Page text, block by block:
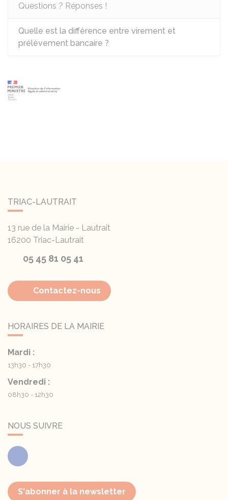
Questions ? Réponses !
Quelle est la différence entre virement et
prélèvement bancaire ?
TRIAC-LAUTRAIT
13 rue de la Mairie - Lautrait
16200 Triac-Lautrait
05 45 81 05 41
Contactez-nous
HORAIRES DE LA MAIRIE
Mardi :
13h30 - 17h30
Vendredi :
08h30 - 12h30
NOUS SUIVRE
Facebook
S'abonner à la newsletter